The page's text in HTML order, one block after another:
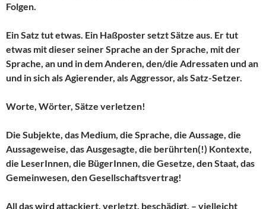
Folgen.
Ein Satz tut etwas. Ein Haßposter setzt Sätze aus. Er tut
etwas mit dieser seiner Sprache an der Sprache, mit der
Sprache, an und in dem Anderen, den/die Adressaten und an
und in sich als Agierender, als Aggressor, als Satz-Setzer.
Worte, Wörter, Sätze verletzen!
Die Subjekte, das Medium, die Sprache, die Aussage, die
Aussageweise, das Ausgesagte, die berührten(!) Kontexte,
die LeserInnen, die BügerInnen, die Gesetze, den Staat, das
Gemeinwesen, den Gesellschaftsvertrag!
All das wird attackiert, verletzt, beschädigt, – vielleicht